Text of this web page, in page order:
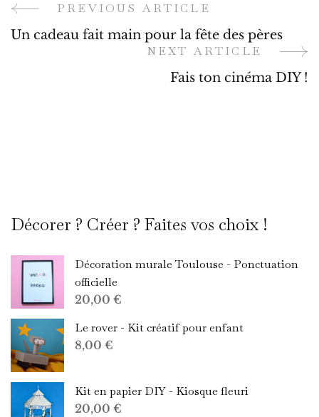
Post
Navigation
PREVIOUS ARTICLE
Un cadeau fait main pour la fête des pères
NEXT ARTICLE
Fais ton cinéma DIY !
Décorer ? Créer ? Faites vos choix !
Décoration murale Toulouse - Ponctuation
officielle
20,00 €
Le rover - Kit créatif pour enfant
8,00 €
Kit en papier DIY - Kiosque fleuri
20,00 €